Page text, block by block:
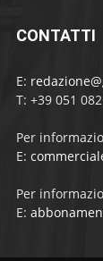
CONTATTI
E:
T: +39 051
Per
E:
Per
E: